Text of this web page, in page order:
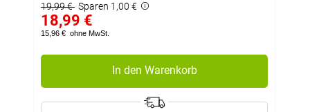
19,99 € Sparen 1,00 €
18,99 €
15,96 € ohne MwSt.
In den Warenkorb